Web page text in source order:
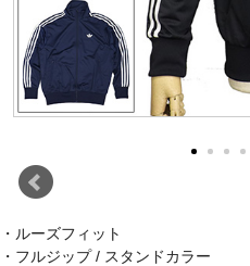
・ルーズフィット
・フルジップ / スタンドカラー